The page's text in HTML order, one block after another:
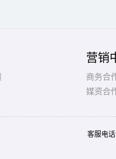
营销
商务合
媒资合
客服电